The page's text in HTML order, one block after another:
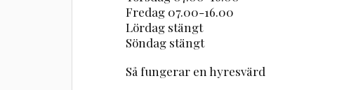
Fredag 07.00-16.00
Lördag stängt
Söndag stängt
Så fungerar en hyresvärd